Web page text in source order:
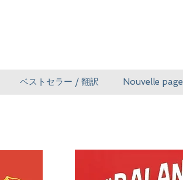
ベストセラー / 翻訳 Nouvelle page